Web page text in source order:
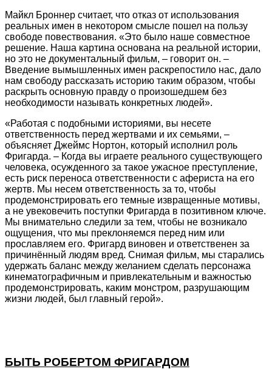
Майкл Броннер считает, что отказ от использования
реальных имен в некотором смысле пошел на пользу
свободе повествования. «Это было наше совместное
решение. Наша картина основана на реальной истории,
но это не документальный фильм, – говорит он. –
Введение вымышленных имен раскрепостило нас, дало
нам свободу рассказать историю таким образом, чтобы
раскрыть основную правду о произошедшем без
необходимости называть конкретных людей».
«Работая с подобными историями, вы несете
ответственность перед жертвами и их семьями, –
объясняет Джеймс Нортон, который исполнил роль
Фригарда. – Когда вы играете реального существующего
человека, осужденного за такое ужасное преступление,
есть риск переноса ответственности с афериста на его
жертв. Мы несем ответственность за то, чтобы
продемонстрировать его темные извращенные мотивы,
а не увековечить поступки Фригарда в позитивном ключе.
Мы внимательно следили за тем, чтобы не возникало
ощущения, что мы преклоняемся перед ним или
прославляем его. Фригард виновен и ответственен за
причинённый людям вред. Снимая фильм, мы старались
удержать баланс между желанием сделать персонажа
кинематографичным и привлекательным и важностью
продемонстрировать, каким монстром, разрушающим
жизни людей, был главный герой».
БЫТЬ РОБЕРТОМ ФРИГАРДОМ